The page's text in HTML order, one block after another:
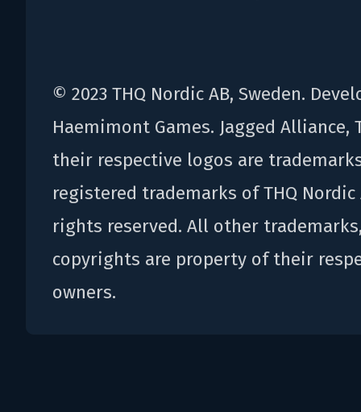
© 2023 THQ Nordic AB, Sweden.
Haemimont Games. Jagged Alliance,
their respective logos are
registered trademarks of THQ Nordic
rights reserved. All other
copyrights are property of their
owners.